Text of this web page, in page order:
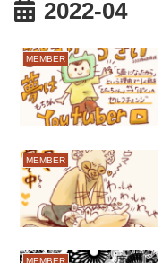
2022-04
MEMBER
MEMBER